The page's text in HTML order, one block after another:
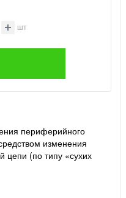
шт
периферийного
изменения
цепи (по типу «сухих